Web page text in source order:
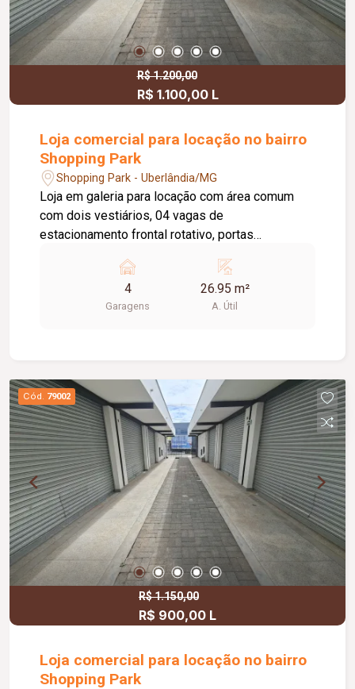
R$ 1.200,00
R$ 1.100,00 L
Loja comercial para locação no bairro
Shopping Park
Shopping Park - Uberlândia/MG
Loja em galeria para locação com área comum
com dois vestiários, 04 vagas de
estacionamento frontal rotativo, portas
alugar todas as salas juntas.
4
Garagens
26.95 m²
A. Útil
Cód. 79002
R$ 1.150,00
R$ 900,00 L
Loja comercial para locação no bairro
Shopping Park